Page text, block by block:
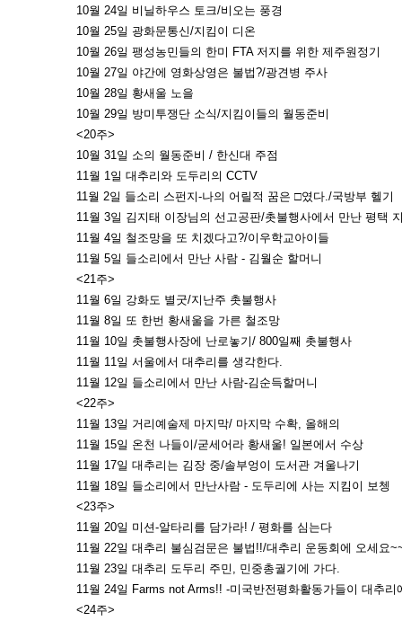
10월 24일 비닐하우스 토크/비오는 풍경
10월 25일 광화문통신/지킴이 디온
10월 26일 팽성농민들의 한미 FTA 저지를 위한 제주원정기
10월 27일 야간에 영화상영은 불법?/광견병 주사
10월 28일 황새울 노을
10월 29일 방미투쟁단 소식/지킴이들의 월동준비
<20주>
10월 31일 소의 월동준비 / 한신대 주점
11월 1일 대추리와 도두리의 CCTV
11월 2일 들소리 스펀지-나의 어릴적 꿈은 □였다./국방부 헬기
11월 3일 김지태 이장님의 선고공판/촛불행사에서 만난 평택
11월 4일 철조망을 또 치겠다고?/이우학교아이들
11월 5일 들소리에서 만난 사람 - 김월순 할머니
<21주>
11월 6일 강화도 별굿/지난주 촛불행사
11월 8일 또 한번 황새울을 가른 철조망
11월 10일 촛불행사장에 난로놓기/ 800일째 촛불행사
11월 11일 서울에서 대추리를 생각한다.
11월 12일 들소리에서 만난 사람-김순득할머니
<22주>
11월 13일 거리예술제 마지막/ 마지막 수확, 올해의
11월 15일 온천 나들이/굳세어라 황새울! 일본에서 수상
11월 17일 대추리는 김장 중/솔부엉이 도서관 겨울나기
11월 18일 들소리에서 만난사람 - 도두리에 사는 지킴이 보쳉
<23주>
11월 20일 미션-알타리를 담가라! / 평화를 심는다
11월 22일 대추리 불심검문은 불법!!/대추리 운동회에 오세요
11월 23일 대추리 도두리 주민, 민중총궐기에 가다.
11월 24일 Farms not Arms!! -미국반전평화활동가들이 대추리
<24주>